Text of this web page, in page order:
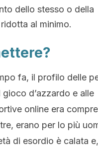
dello stesso o della
al minimo.
fa, il profilo delle
d’azzardo e alle
online era
erano per lo più
di esordio è calata